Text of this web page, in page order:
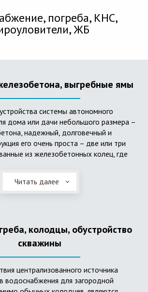
погреба, КНС,
ЖБ
выгребные ямы
системы автономного
дома или дачи небольшого размера –
надежный, долговечный и
его очень проста – две или три
из железобетонных колец, где
из щебня и песка. Для септика
очищение через определенное время
по сравнению с пластиковыми
Читать далее
колодцы, обустройство
скважины
централизованного источника
водоснабжения для загородной